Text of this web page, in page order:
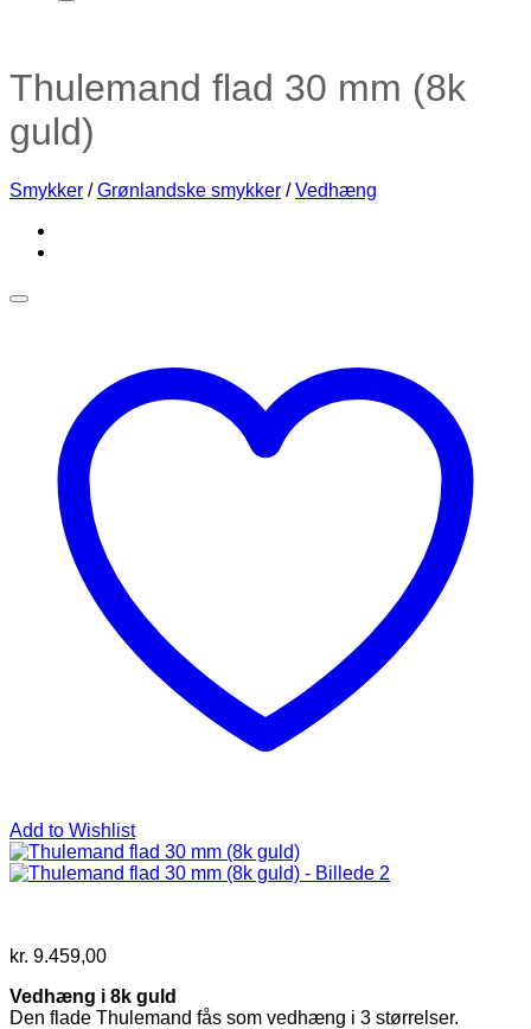
Thulemand flad 30 mm (8k
guld)
Smykker / Grønlandske smykker / Vedhæng
Add to Wishlist
kr. 9.459,00
Vedhæng i 8k guld
Den flade Thulemand fås som vedhæng i 3 størrelser.